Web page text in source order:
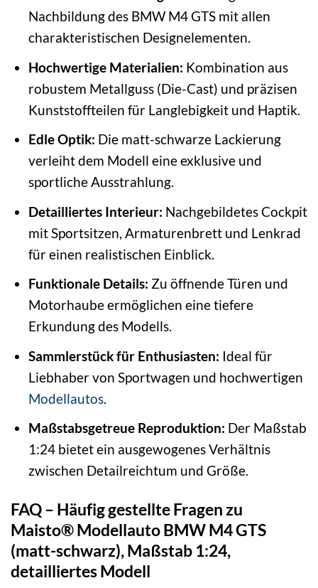
Nachbildung des BMW M4 GTS mit allen
charakteristischen Designelementen.
Hochwertige Materialien: Kombination aus
robustem Metallguss (Die-Cast) und präzisen
Kunststoffteilen für Langlebigkeit und Haptik.
Edle Optik: Die matt-schwarze Lackierung
verleiht dem Modell eine exklusive und
sportliche Ausstrahlung.
Detailliertes Interieur: Nachgebildetes Cockpit
mit Sportsitzen, Armaturenbrett und Lenkrad
für einen realistischen Einblick.
Funktionale Details: Zu öffnende Türen und
Motorhaube ermöglichen eine tiefere
Erkundung des Modells.
Sammlerstück für Enthusiasten: Ideal für
Liebhaber von Sportwagen und hochwertigen
Modellautos.
Maßstabsgetreue Reproduktion: Der Maßstab
1:24 bietet ein ausgewogenes Verhältnis
zwischen Detailreichtum und Größe.
FAQ – Häufig gestellte Fragen zu
Maisto® Modellauto BMW M4 GTS
(matt-schwarz), Maßstab 1:24,
detailliertes Modell